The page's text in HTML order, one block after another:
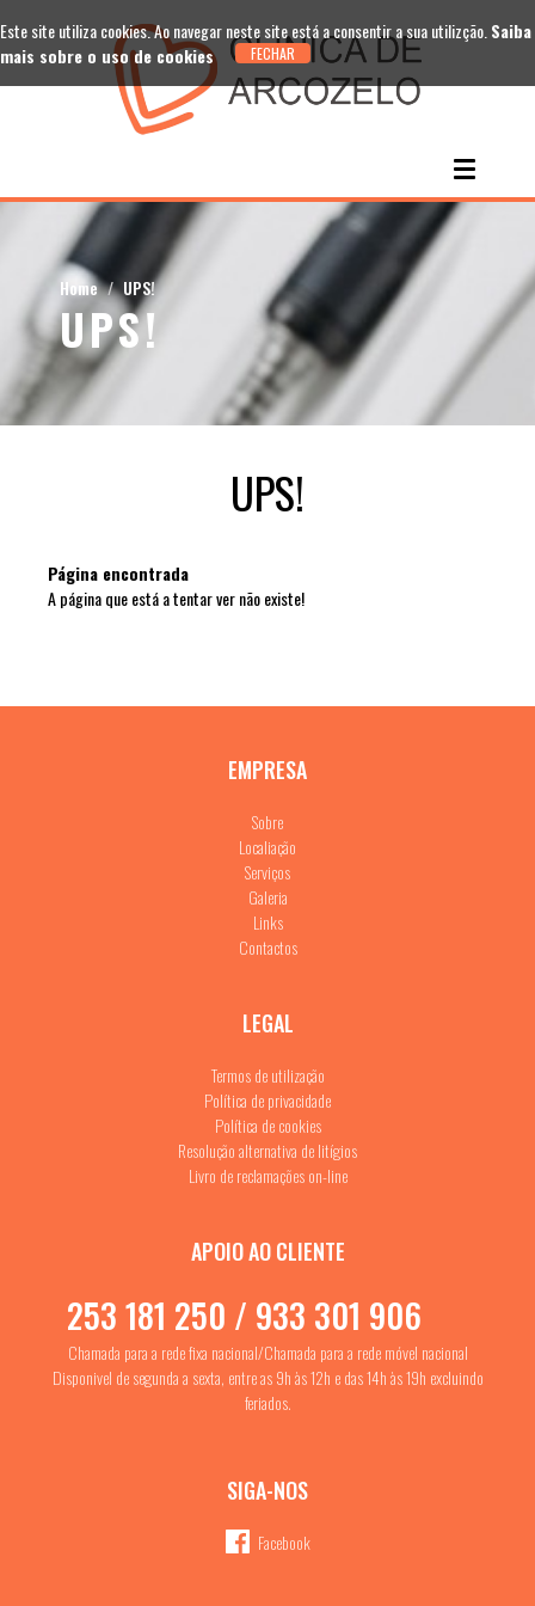
Home UPS!
UPS!
UPS!
Página encontrada
A página que está a tentar ver não existe!
EMPRESA
Sobre
Localiação
Serviços
Galeria
Links
Contactos
LEGAL
Termos de utilização
Política de privacidade
Política de cookies
Resolução alternativa de litígios
Livro de reclamações on-line
APOIO AO CLIENTE
253 181 250 / 933 301 906
Chamada para a rede fixa nacional/Chamada para a rede móvel nacional
Disponivel de segunda a sexta, entre as 9h às 12h e das 14h às 19h excluindo
feriados.
SIGA-NOS
Facebook
Este site utiliza cookies. Ao navegar neste site está a consentir a sua utilizção. Saiba
mais sobre o uso de cookies